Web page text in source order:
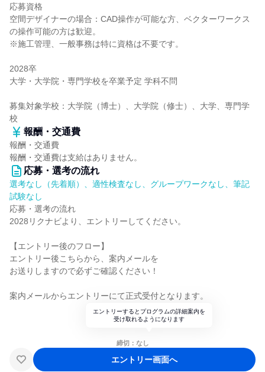
応募資格
空間デザイナーの場合：CAD操作が可能な方、ベクターワークス
の操作可能の方は歓迎。
※施工管理、一般事務は特に資格は不要です。
2028卒
大学・大学院・専門学校を卒業予定 学科不問
募集対象学校：大学院（博士）、大学院（修士）、大学、専門学
校
報酬・交通費
報酬・交通費
報酬・交通費は支給はありません。
応募・選考の流れ
選考なし（先着順）、適性検査なし、グループワークなし、筆記
試験なし
応募・選考の流れ
2028リクナビより、エントリーしてください。
【エントリー後のフロー】
エントリー後こちらから、案内メールを
お送りしますので必ずご確認ください！
案内メールからエントリーにて正式受付となります。
エントリーするとプログラムの詳細案内を
受け取れるようになります
締切：なし
エントリー画面へ